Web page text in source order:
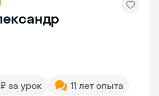
за урок
11 лет опыта